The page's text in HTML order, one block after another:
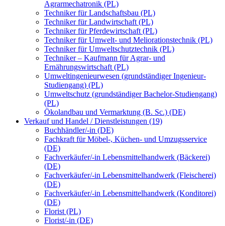
Agrarmechatronik (PL)
Techniker für Landschaftsbau (PL)
Techniker für Landwirtschaft (PL)
Techniker für Pferdewirtschaft (PL)
Techniker für Umwelt- und Meliorationstechnik (PL)
Techniker für Umweltschutztechnik (PL)
Techniker – Kaufmann für Agrar- und
Ernährungswirtschaft (PL)
Umweltingenieurwesen (grundständiger Ingenieur-
Studiengang) (PL)
Umweltschutz (grundständiger Bachelor-Studiengang)
(PL)
Ökolandbau und Vermarktung (B. Sc.) (DE)
Verkauf und Handel / Dienstleistungen (19)
Buchhändler/-in (DE)
Fachkraft für Möbel-, Küchen- und Umzugsservice
(DE)
Fachverkäufer/-in Lebensmittelhandwerk (Bäckerei)
(DE)
Fachverkäufer/-in Lebensmittelhandwerk (Fleischerei)
(DE)
Fachverkäufer/-in Lebensmittelhandwerk (Konditorei)
(DE)
Florist (PL)
Florist/-in (DE)